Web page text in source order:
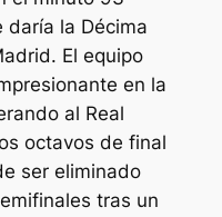
daría la Décima
El equipo
en la
al Real
octavos de final
ser eliminado
tras un